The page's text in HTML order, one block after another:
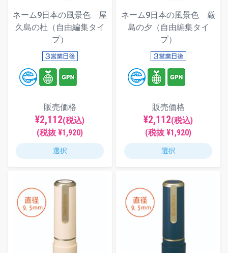
ネーム9日本の風景色 屋
久島の杜（自由編集タイ
プ）
販売価格
¥2,112(税込)
(税抜 ¥1,920)
選択
ネーム9日本の風景色 厳
島の夕（自由編集タイ
プ）
販売価格
¥2,112(税込)
(税抜 ¥1,920)
選択